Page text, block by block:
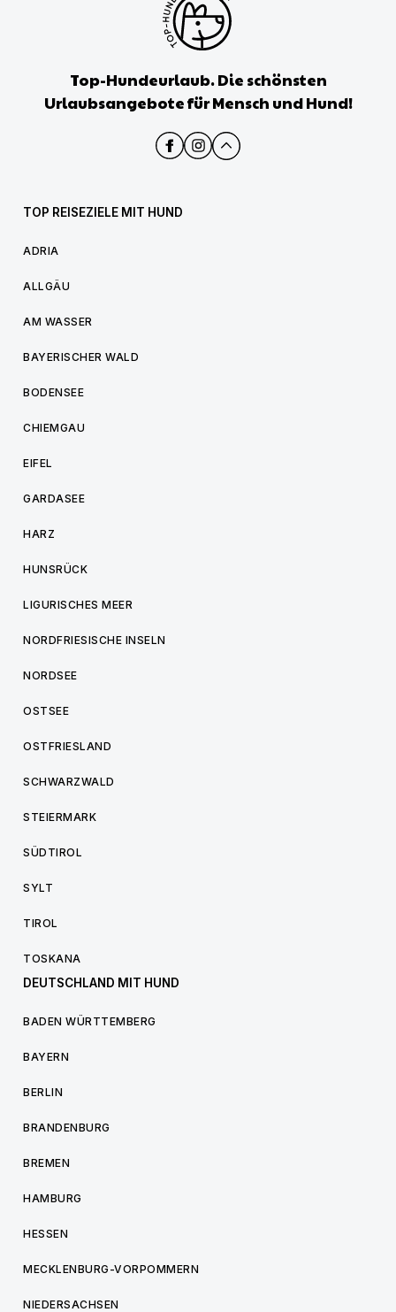
Top-Hundeurlaub. Die schönsten
Urlaubsangebote für Mensch und Hund!
TOP REISEZIELE MIT HUND
ADRIA
ALLGÄU
AM WASSER
BAYERISCHER WALD
BODENSEE
CHIEMGAU
EIFEL
GARDASEE
HARZ
HUNSRÜCK
LIGURISCHES MEER
NORDFRIESISCHE INSELN
NORDSEE
OSTSEE
OSTFRIESLAND
SCHWARZWALD
STEIERMARK
SÜDTIROL
SYLT
TIROL
TOSKANA
DEUTSCHLAND MIT HUND
BADEN WÜRTTEMBERG
BAYERN
BERLIN
BRANDENBURG
BREMEN
HAMBURG
HESSEN
MECKLENBURG-VORPOMMERN
NIEDERSACHSEN